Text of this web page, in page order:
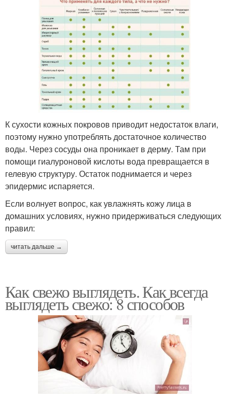
К сухости кожных покровов приводит недостаток влаги,
поэтому нужно употреблять достаточное количество
воды. Через сосуды она проникает в дерму. Там при
помощи гиалуроновой кислоты вода превращается в
гелевую структуру. Остаток поднимается и через
эпидермис испаряется.
Если волнует вопрос, как увлажнять кожу лица в
домашних условиях, нужно придерживаться следующих
правил:
читать дальше →
Как свежо выглядеть. Как всегда
выглядеть свежо: 8 способов